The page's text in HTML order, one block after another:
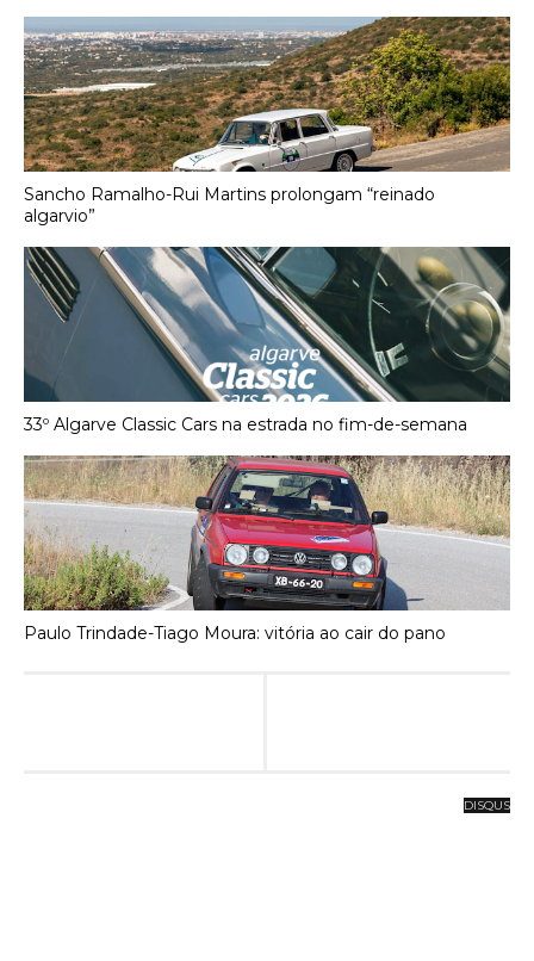
Sancho Ramalho-Rui Martins prolongam “reinado
algarvio”
33º Algarve Classic Cars na estrada no fim-de-semana
Paulo Trindade-Tiago Moura: vitória ao cair do pano
DISQUS